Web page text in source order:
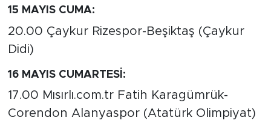
15 MAYIS CUMA:
20.00 Çaykur Rizespor-Beşiktaş (Çaykur
Didi)
16 MAYIS CUMARTESİ:
17.00 Mısırlı.com.tr Fatih Karagümrük-
Corendon Alanyaspor (Atatürk Olimpiyat)